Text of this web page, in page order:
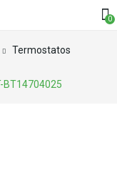
0
Termostatos
BT14704025